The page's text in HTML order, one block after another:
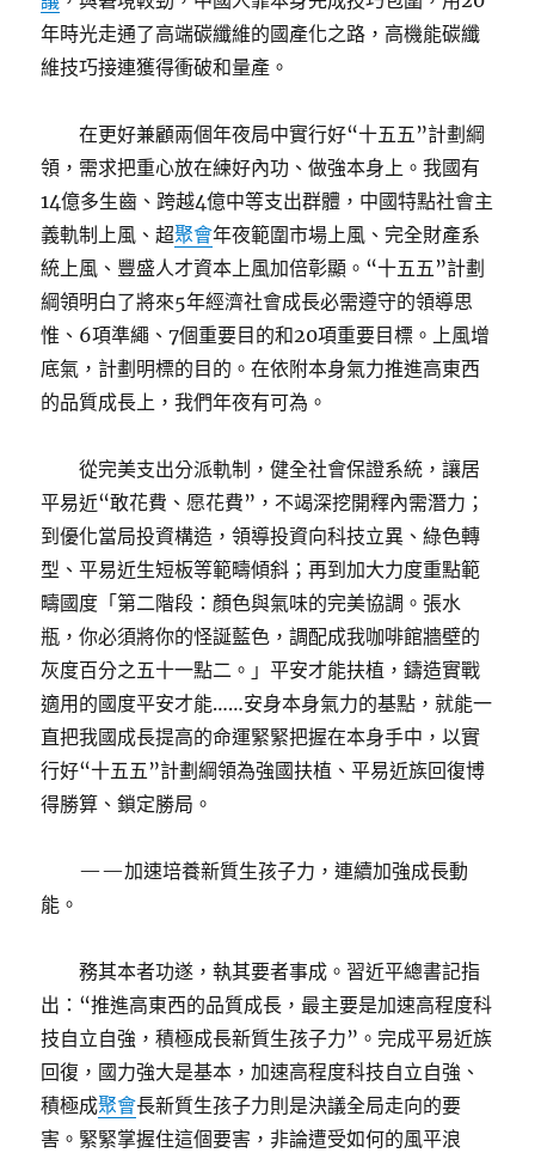
年時光走通了高端碳纖維的國產化之路，高機能碳纖
維技巧接連獲得衝破和量產。
在更好兼顧兩個年夜局中實行好“十五五”計劃綱
領，需求把重心放在練好內功、做強本身上。我國有
14億多生齒、跨越4億中等支出群體，中國特點社會主
義軌制上風、超聚會年夜範圍市場上風、完全財產系
統上風、豐盛人才資本上風加倍彰顯。“十五五”計劃
綱領明白了將來5年經濟社會成長必需遵守的領導思
惟、6項準繩、7個重要目的和20項重要目標。上風增
底氣，計劃明標的目的。在依附本身氣力推進高東西
的品質成長上，我們年夜有可為。
從完美支出分派軌制，健全社會保證系統，讓居
平易近“敢花費、愿花費”，不竭深挖開釋內需潛力；
到優化當局投資構造，領導投資向科技立異、綠色轉
型、平易近生短板等範疇傾斜；再到加大力度重點範
疇國度「第二階段：顏色與氣味的完美協調。張水
瓶，你必須將你的怪誕藍色，調配成我咖啡館牆壁的
灰度百分之五十一點二。」平安才能扶植，鑄造實戰
適用的國度平安才能……安身本身氣力的基點，就能一
直把我國成長提高的命運緊緊把握在本身手中，以實
行好“十五五”計劃綱領為強國扶植、平易近族回復博
得勝算、鎖定勝局。
——加速培養新質生孩子力，連續加強成長動
能。
務其本者功遂，執其要者事成。習近平總書記指
出：“推進高東西的品質成長，最主要是加速高程度科
技自立自強，積極成長新質生孩子力”。完成平易近族
回復，國力強大是基本，加速高程度科技自立自強、
積極成聚會長新質生孩子力則是決議全局走向的要
害。緊緊掌握住這個要害，非論遭受如何的風平浪